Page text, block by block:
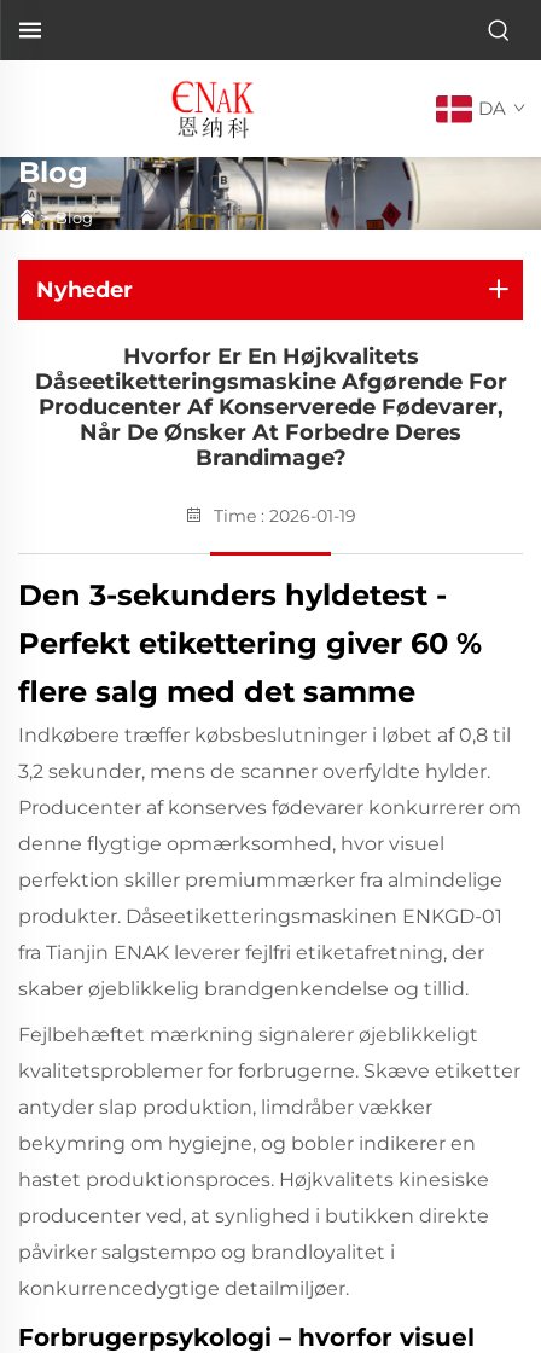
DA
Blog
>Blog
Nyheder
Hvorfor Er En Højkvalitets
Dåseetiketteringsmaskine Afgørende For
Producenter Af Konserverede Fødevarer,
Når De Ønsker At Forbedre Deres
Brandimage?
Time : 2026-01-19
Den 3-sekunders hyldetest -
Perfekt etikettering giver 60 %
flere salg med det samme
Indkøbere træffer købsbeslutninger i løbet af 0,8 til
3,2 sekunder, mens de scanner overfyldte hylder.
Producenter af konserves fødevarer konkurrerer om
denne flygtige opmærksomhed, hvor visuel
perfektion skiller premiummærker fra almindelige
produkter. Dåseetiketteringsmaskinen ENKGD-01
fra Tianjin ENAK leverer fejlfri etiketafretning, der
skaber øjeblikkelig brandgenkendelse og tillid.
Fejlbehæftet mærkning signalerer øjeblikkeligt
kvalitetsproblemer for forbrugerne. Skæve etiketter
antyder slap produktion, limdråber vækker
bekymring om hygiejne, og bobler indikerer en
hastet produktionsproces. Højkvalitets kinesiske
producenter ved, at synlighed i butikken direkte
påvirker salgstempo og brandloyalitet i
konkurrencedygtige detailmiljøer.
Forbrugerpsykologi – hvorfor visuel